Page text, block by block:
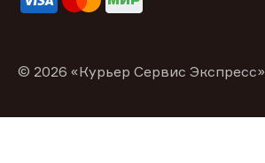
© 2026 «Курьер Сервис Экспресс»